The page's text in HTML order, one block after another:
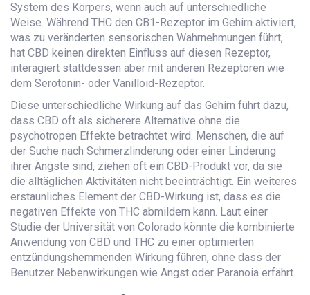
System des Körpers, wenn auch auf unterschiedliche
Weise. Während THC den CB1-Rezeptor im Gehirn aktiviert,
was zu veränderten sensorischen Wahrnehmungen führt,
hat CBD keinen direkten Einfluss auf diesen Rezeptor,
interagiert stattdessen aber mit anderen Rezeptoren wie
dem Serotonin- oder Vanilloid-Rezeptor.
Diese unterschiedliche Wirkung auf das Gehirn führt dazu,
dass CBD oft als sicherere Alternative ohne die
psychotropen Effekte betrachtet wird. Menschen, die auf
der Suche nach Schmerzlinderung oder einer Linderung
ihrer Ängste sind, ziehen oft ein CBD-Produkt vor, da sie
die alltäglichen Aktivitäten nicht beeinträchtigt. Ein weiteres
erstaunliches Element der CBD-Wirkung ist, dass es die
negativen Effekte von THC abmildern kann. Laut einer
Studie der Universität von Colorado könnte die kombinierte
Anwendung von CBD und THC zu einer optimierten
entzündungshemmenden Wirkung führen, ohne dass der
Benutzer Nebenwirkungen wie Angst oder Paranoia erfährt.